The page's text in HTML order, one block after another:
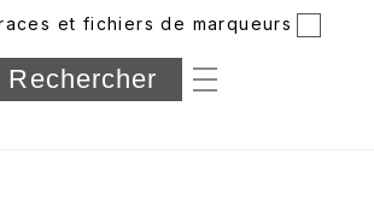
max
et fichiers de marqueurs